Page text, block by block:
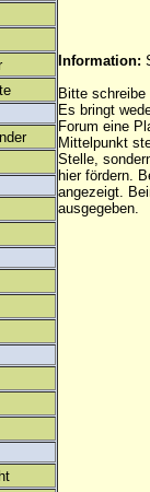
Information:
Bitte
Es bringt
Forum eine
Mittelpunkt
Stelle,
hier fördern.
angezeigt.
ausgegeben.